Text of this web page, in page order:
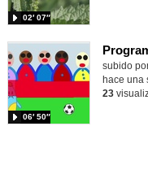
02′ 07″
subido
06′ 50″
hace una
23